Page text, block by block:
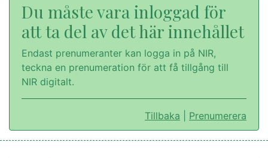
Du måste vara inloggad för
att ta del av det här innehållet
Endast prenumeranter kan logga in på NIR,
teckna en prenumeration för att få tillgång till
NIR digitalt.
Tillbaka Prenumerera